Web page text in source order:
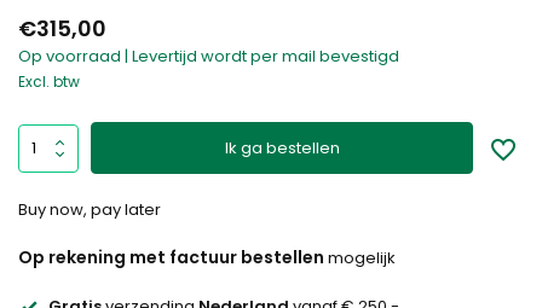
€315,00
Op voorraad | Levertijd wordt per mail bevestigd
Excl. btw
Ik ga bestellen
Buy now, pay later
Op rekening met factuur bestellen mogelijk